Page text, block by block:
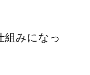
みになっ